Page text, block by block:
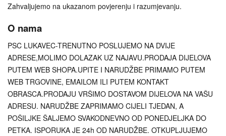
Zahvaljujemo na ukazanom povjerenju i razumjevanju.
O nama
PSC LUKAVEC-TRENUTNO POSLUJEMO NA DVIJE
ADRESE,MOLIMO DOLAZAK UZ NAJAVU.PRODAJA DIJELOVA
PUTEM WEB SHOPA.UPITE I NARUDŽBE PRIMAMO PUTEM
WEB TRGOVINE, EMAILOM ILI PUTEM KONTAKT
OBRASCA.PRODAJU VRŠIMO DOSTAVOM DIJELOVA NA VAŠU
ADRESU. NARUDŽBE ZAPRIMAMO CIJELI TJEDAN, A
POŠILJKE ŠALJEMO SVAKODNEVNO OD PONEDJELJKA DO
PETKA. ISPORUKA JE 24h OD NARUDŽBE. OTKUPLJUJEMO